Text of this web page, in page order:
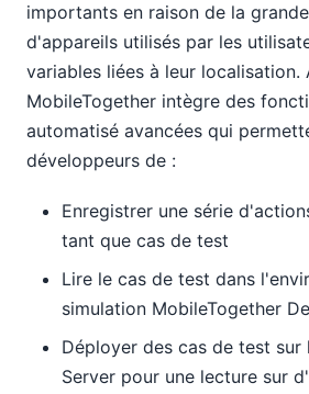
importants en raison de la
d'appareils utilisés par les
variables liées à leur localisation.
MobileTogether intègre des
automatisé avancées qui
développeurs de :
Enregistrer une série
tant que cas de test
Lire le cas de test dans
simulation MobileTogether
Déployer des cas de test sur
Server pour une lecture sur